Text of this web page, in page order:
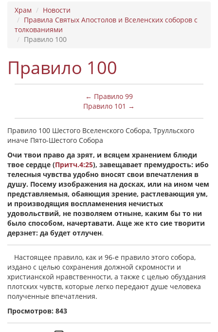
Храм
Новости
Правила Святых Апостолов и Вселенских соборов с
толкованиями
Правило 100
Правило 100
← Правило 99
Правило 101 →
Правило 100 Шестого Вселенского Собора, Трулльского
иначе Пято-Шестого Собора
Очи твои право да зрят, и всяцем хранением блюди
твое сердце (Притч.4:25), завещавает премудрость: ибо
телесныя чувства удобно вносят свои впечатления в
душу. Посему изображения на досках, или на ином чем
представляемыя, обаяющия зрение, растлевающия ум,
и производящия воспламенения нечистых
удовольствий, не позволяем отныне, каким бы то ни
было способом, начертавати. Аще же кто сие творити
дерзнет: да будет отлучен.
Настоящее правило, как и 96-е правило этого собора,
издано с целью сохранения должной скромности и
христианской нравственности, а также с целью обуздания
плотских чувств, которые легко передают душе человека
полученные впечатления.
Просмотров: 843